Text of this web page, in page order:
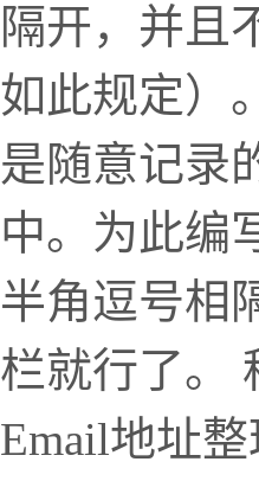
隔开，并且
如此规定）
是随意记录
中。为此编
半角逗号相
栏就行了。
Email地址